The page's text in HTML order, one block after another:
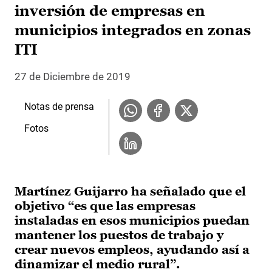
inversión de empresas en
municipios integrados en zonas
ITI
27 de Diciembre de 2019
Martínez Guijarro ha señalado que el
objetivo “es que las empresas
instaladas en esos municipios puedan
mantener los puestos de trabajo y
crear nuevos empleos, ayudando así a
dinamizar el medio rural”.
Notas de prensa
Fotos